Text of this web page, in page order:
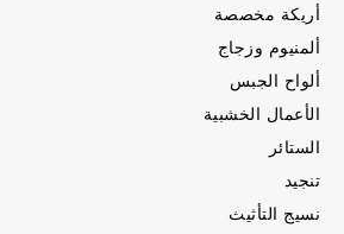
أريكة مخصصة
ألمنيوم وزجاج
ألواح الجبس
الأعمال الخشبية
الستائر
تنجيد
نسيج التأثيث